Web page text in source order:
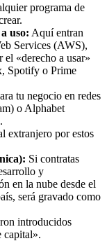
programa de
uso: Aquí entran
Services (AWS),
«derecho a usar»
Spotify o Prime
tu negocio en redes
o Alphabet
extranjero por estos
Si contratas
y
en la nube desde el
será gravado como
introducidos
capital».